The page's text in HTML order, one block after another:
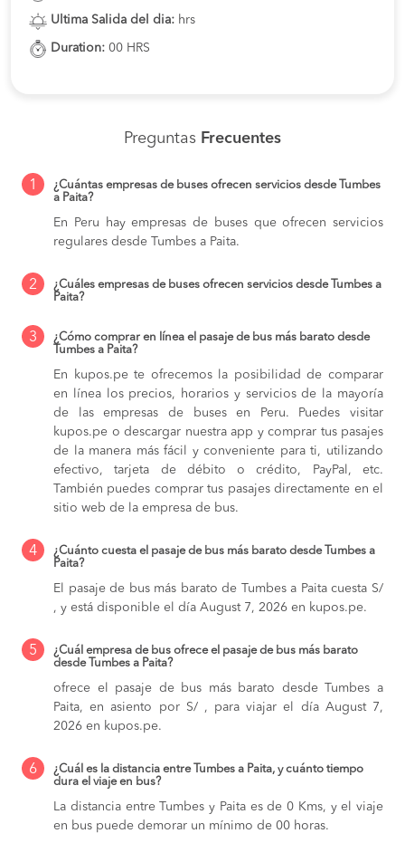
Ultima Salida del dia: hrs
Duration: 00 HRS
Preguntas Frecuentes
1
¿Cuántas empresas de buses ofrecen servicios desde Tumbes
a Paita?
En Peru hay empresas de buses que ofrecen servicios
regulares desde Tumbes a Paita.
2
¿Cuáles empresas de buses ofrecen servicios desde Tumbes a
Paita?
3
¿Cómo comprar en línea el pasaje de bus más barato desde
Tumbes a Paita?
En kupos.pe te ofrecemos la posibilidad de comparar
en línea los precios, horarios y servicios de la mayoría
de las empresas de buses en Peru. Puedes visitar
kupos.pe o descargar nuestra app y comprar tus pasajes
de la manera más fácil y conveniente para ti, utilizando
efectivo, tarjeta de débito o crédito, PayPal, etc.
También puedes comprar tus pasajes directamente en el
sitio web de la empresa de bus.
4
¿Cuánto cuesta el pasaje de bus más barato desde Tumbes a
Paita?
El pasaje de bus más barato de Tumbes a Paita cuesta S/
, y está disponible el día August 7, 2026 en kupos.pe.
5
¿Cuál empresa de bus ofrece el pasaje de bus más barato
desde Tumbes a Paita?
ofrece el pasaje de bus más barato desde Tumbes a
Paita, en asiento por S/ , para viajar el día August 7,
2026 en kupos.pe.
6
¿Cuál es la distancia entre Tumbes a Paita, y cuánto tiempo
dura el viaje en bus?
La distancia entre Tumbes y Paita es de 0 Kms, y el viaje
en bus puede demorar un mínimo de 00 horas.